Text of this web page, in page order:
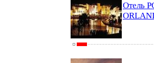
Отель